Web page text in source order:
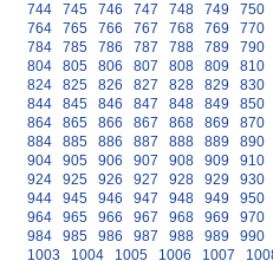
744
745 746 747 748 749 750
764
765 766 767 768 769 770
784
785 786 787 788 789 790
804
805 806 807 808 809 810
824
825 826 827 828 829 830
844
845 846 847 848 849 850
864
865 866 867 868 869 870
884
885 886 887 888 889 890
904
905 906 907 908 909 910
924
925 926 927 928 929 930
944
945 946 947 948 949 950
964
965 966 967 968 969 970
984
985 986 987 988 989 990
1003
1004 1005 1006 1007